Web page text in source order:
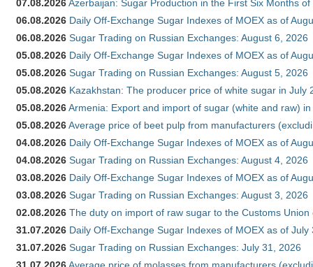
07.08.2026Azerbaijan: Sugar Production in the First Six Months of
06.08.2026 Daily Off-Exchange Sugar Indexes of MOEX as of
06.08.2026 Sugar Trading on Russian Exchanges: August 6, 2026
05.08.2026 Daily Off-Exchange Sugar Indexes of MOEX as of
05.08.2026 Sugar Trading on Russian Exchanges: August 5, 2026
05.08.2026 Kazakhstan: The producer price of white sugar in July
05.08.2026Armenia: Export and import of sugar (white and raw)
05.08.2026Average price of beet pulp from manufacturers
04.08.2026 Daily Off-Exchange Sugar Indexes of MOEX as of
04.08.2026 Sugar Trading on Russian Exchanges: August 4, 2026
03.08.2026 Daily Off-Exchange Sugar Indexes of MOEX as of
03.08.2026 Sugar Trading on Russian Exchanges: August 3, 2026
02.08.2026 The duty on import of raw sugar to the Customs
31.07.2026 Daily Off-Exchange Sugar Indexes of MOEX as of July
31.07.2026 Sugar Trading on Russian Exchanges: July 31, 2026